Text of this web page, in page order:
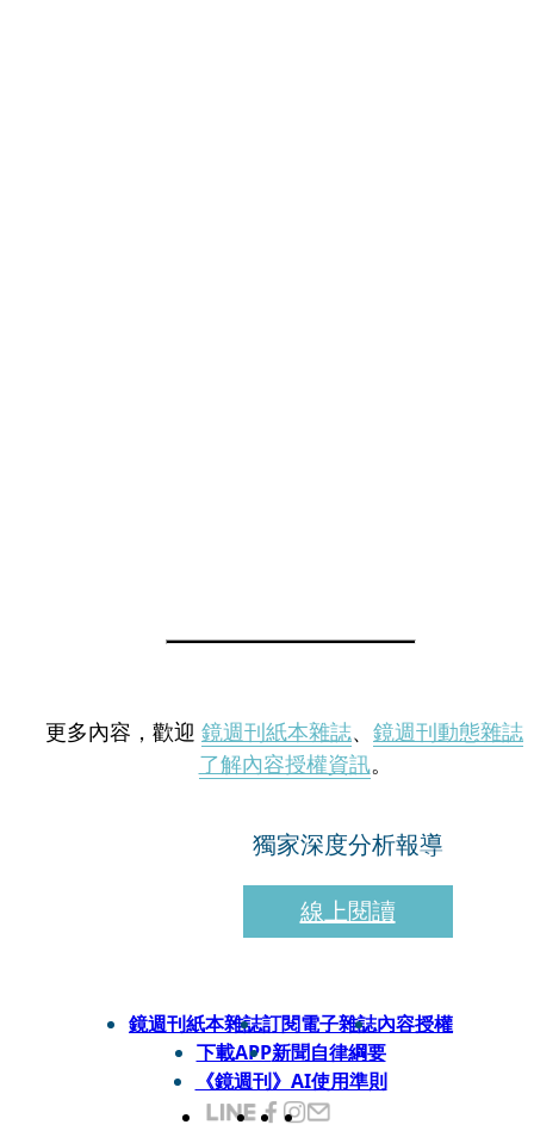
更多內容，歡迎 鏡週刊紙本雜誌、 鏡週刊動態雜誌
了解內容授權資訊。
獨家深度分析報導
線上閱讀
鏡週刊紙本雜誌訂閱電子雜誌內容授權
下載APP新聞自律綱要
《鏡週刊》AI使用準則